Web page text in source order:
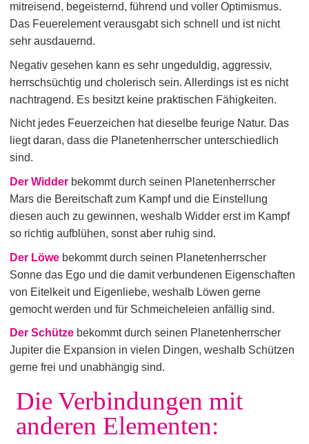
mitreisend, begeisternd, führend und voller Optimismus.
Das Feuerelement verausgabt sich schnell und ist nicht
sehr ausdauernd.
Negativ gesehen kann es sehr ungeduldig, aggressiv,
herrschsüchtig und cholerisch sein. Allerdings ist es nicht
nachtragend. Es besitzt keine praktischen Fähigkeiten.
Nicht jedes Feuerzeichen hat dieselbe feurige Natur. Das
liegt daran, dass die Planetenherrscher unterschiedlich
sind.
Der Widder bekommt durch seinen Planetenherrscher
Mars die Bereitschaft zum Kampf und die Einstellung
diesen auch zu gewinnen, weshalb Widder erst im Kampf
so richtig aufblühen, sonst aber ruhig sind.
Der Löwe bekommt durch seinen Planetenherrscher
Sonne das Ego und die damit verbundenen Eigenschaften
von Eitelkeit und Eigenliebe, weshalb Löwen gerne
gemocht werden und für Schmeicheleien anfällig sind.
Der Schütze bekommt durch seinen Planetenherrscher
Jupiter die Expansion in vielen Dingen, weshalb Schützen
gerne frei und unabhängig sind.
Die Verbindungen mit
anderen Elementen: